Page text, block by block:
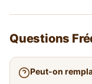
Questions
Peut-on